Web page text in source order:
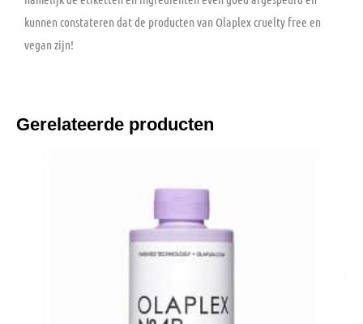
kunnen constateren dat de producten van Olaplex cruelty free en
vegan zijn!
Gerelateerde producten